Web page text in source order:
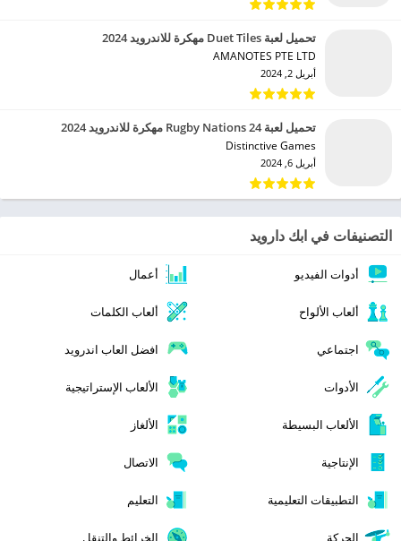
تحميل لعبة Duet Tiles مهكرة للاندرويد 2024
AMANOTES PTE LTD‏
أبريل 2, 2024
تحميل لعبة Rugby Nations 24 مهكرة للاندرويد 2024
Distinctive Games‏
أبريل 6, 2024
التصنيفات في ابك دارويد
أدوات الفيديو أعمال
ألعاب الألواح ألعاب الكلمات
اجتماعي افضل العاب اندرويد
الأدوات الألعاب الإستراتيجية
الألعاب البسيطة الألغاز
الإنتاجية الاتصال
التطبيقات التعليمية التعليم
الحركة الخرائط والتنقل